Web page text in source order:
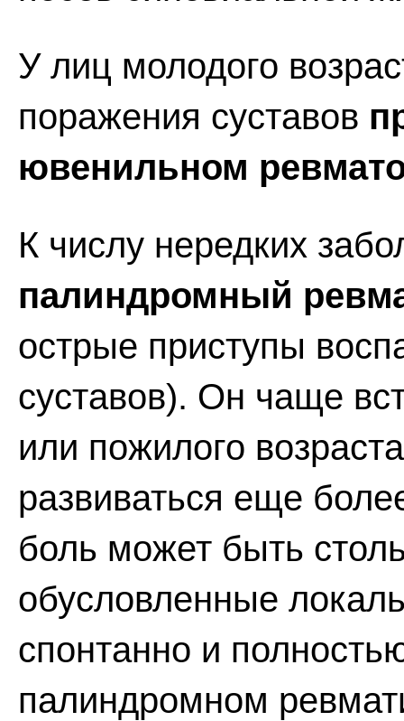
У лиц молодого
поражения суставов
ювенильном
К числу нередких
палиндромный
острые приступы
суставов). Он чаще
или пожилого
развиваться еще
боль может быть
обусловленные
спонтанно и
палиндромном